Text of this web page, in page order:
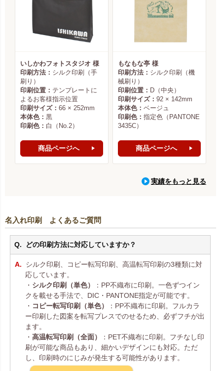
いしかわフォトスタジオ 様
印刷方法： シルク印刷（手
刷り）
印刷位置： テンプレートに
よるお客様指示位置
印刷サイズ： 66 × 252mm
本体色： 黒
印刷色： 白（No.2）
商品ページへ
もなもな亭 様
印刷方法： シルク印刷（機
械刷り）
印刷位置： D（中央）
印刷サイズ： 92 × 142mm
本体色： ベージュ
印刷色： 指定色（PANTONE
3435C）
商品ページへ
実績をもっと見る
名入れ印刷 よくあるご質問
どの印刷方法に対応していますか？
シルク印刷、コピー転写印刷、高温転写印刷の3種類に対
応しています。
・ シルク印刷（単色）
：PP不織布に印刷。一色ずつイン
クを載せる手法で、DIC・PANTONE指定が可能です。
・ コピー転写印刷（単色）
：PP不織布に印刷。フルカラ
ー印刷した図案を転写プレスでのせるため、必ずフチが出
ます。
・ 高温転写印刷（全面）
：PET不織布に印刷。フチなし印
刷が可能な商品もあり、細かいデザインにも対応。ただ
し、印刷時のにじみが発生する可能性があります。